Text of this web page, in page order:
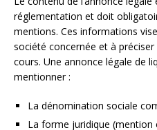
réglementation et doit
mentions. Ces informations
société concernée et à
cours. Une annonce légale de
mentionner :
La dénomination sociale
La forme juridique (mention